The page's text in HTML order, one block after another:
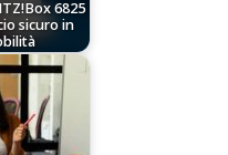
6825
sicuro in